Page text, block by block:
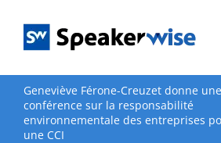
contenu
Geneviève Férone-Creuzet donne une
conférence sur la responsabilité
environnementale des entreprises
une CCI